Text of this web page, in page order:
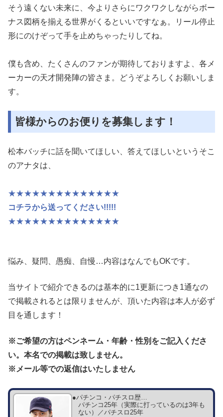
そう遠くない未来に、今よりさらにワクワクしながらボー
ナス図柄を揃える世界がくるといいですなぁ。リール停止
形にのけぞって手を止めちゃったりしてね。
僕も含め、たくさんのファンが期待しておりますよ、各メ
ーカーの天才開発陣の皆さま。どうぞよろしくお願いしま
す。
皆様からのお便りを募集します！
松本バッチに話を聞いてほしい、答えてほしいというそこ
のアナタは、
★★★★★★★★★★★★★★
コチラから送ってください!!!!!
★★★★★★★★★★★★★★
悩み、疑問、愚痴、自慢…内容はなんでもOKです。
当サイトで紹介できるのは基本的に1更新につき1通なの
で掲載されるとは限りませんが、頂いた内容は本人が必ず
目を通します！
※ご希望の方はペンネーム・年齢・性別 をご記入くださ
い。本名での掲載は致しません。
※メール等での返信はいたしません
●パチンコ・パチスロ歴…
パチンコ25年（実際に打っているのは3年も
ない）／パチスロ25年